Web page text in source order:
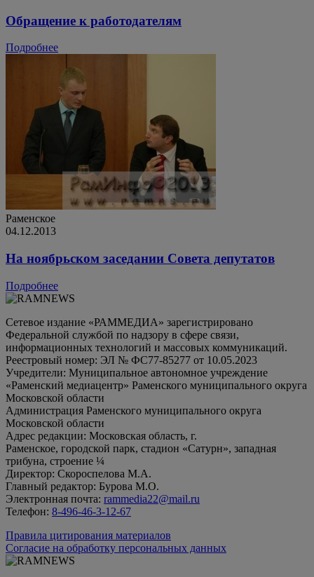
Обращение к работодателям
Подробнее
Раменское
04.12.2013
На ноябрьском заседании Совета депутатов
Подробнее
Сетевое издание «РАММЕДИА» зарегистрировано
Федеральной службой по надзору в сфере связи,
информационных технологий и массовых коммуникаций.
Реестровый номер: ЭЛ № ФС77-85277 от 10.05.2023
Учредители: Муниципальное автономное учреждение
«Раменский медиацентр» Раменского муниципального округа
Московской области
Администрация Раменского муниципального округа
Московской области
Адрес редакции: Московская область, г.
Раменское, городской парк, стадион «Сатурн», западная
трибуна, строение ¼
Директор: Скороспелова М.А.
Главный редактор: Бурова М.О.
Электронная почта: rammedia22@mail.ru
Телефон: 8-496-46-3-12-67
Правила цитирования материалов
Согласие на обработку персональных данных